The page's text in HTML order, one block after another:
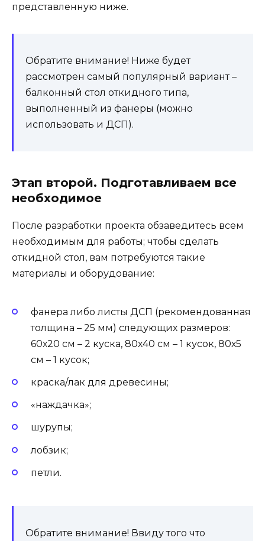
представленную ниже.
Обратите внимание! Ниже будет
рассмотрен самый популярный вариант –
балконный стол откидного типа,
выполненный из фанеры (можно
использовать и ДСП).
Этап второй. Подготавливаем все
необходимое
После разработки проекта обзаведитесь всем
необходимым для работы; чтобы сделать
откидной стол, вам потребуются такие
материалы и оборудование:
фанера либо листы ДСП (рекомендованная
толщина – 25 мм) следующих размеров:
60х20 см – 2 куска, 80х40 см – 1 кусок, 80х5
см – 1 кусок;
краска/лак для древесины;
«наждачка»;
шурупы;
лобзик;
петли.
Обратите внимание! Ввиду того что